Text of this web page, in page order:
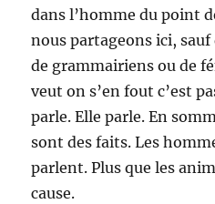
dans l’homme du point
nous partageons ici,
de grammairiens ou de
veut on s’en fout c’est
parle. Elle parle. En
sont des faits. Les
parlent. Plus que les
cause.